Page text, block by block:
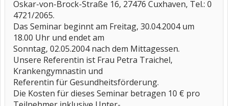
Oskar-von-Brock-Straße 16, 27476 Cuxhaven, Tel.: 0
4721/2065.
Das Seminar beginnt am Freitag, 30.04.2004 um
18.00 Uhr und endet am
Sonntag, 02.05.2004 nach dem Mittagessen.
Unsere Referentin ist Frau Petra Traichel,
Krankengymnastin und
Referentin für Gesundheitsförderung.
Die Kosten für dieses Seminar betragen 10 € pro